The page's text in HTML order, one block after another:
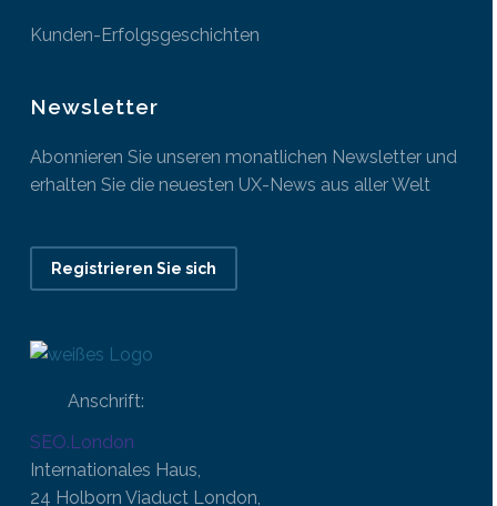
Kunden-Erfolgsgeschichten
Newsletter
Abonnieren Sie unseren monatlichen Newsletter und
erhalten Sie die neuesten UX-News aus aller Welt
Registrieren Sie sich
Anschrift:
SEO.London
Internationales Haus,
24 Holborn Viaduct London,